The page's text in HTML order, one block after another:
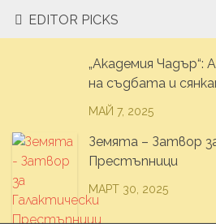
EDITOR PICKS
„Академия Чадър“:
на съдбата и
МАЙ 7, 2025
Земята – Затвор
Престъпници
МАРТ 30, 2025